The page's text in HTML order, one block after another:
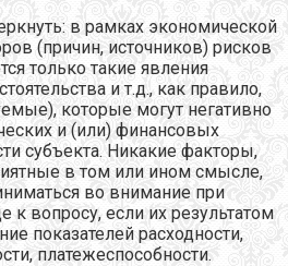
в рамках экономической
(причин, источников) рисков
только такие явления
и т.д., как правило,
которые могут негативно
и (или) финансовых
субъекта. Никакие факторы,
в том или ином смысле,
во внимание при
к вопросу, если их результатом
показателей расходности,
платежеспособности.